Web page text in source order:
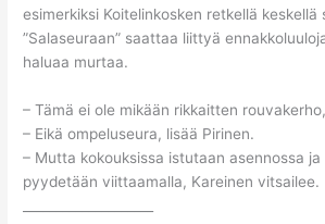
esimerkiksi Koitelinkosken retkellä keskellä
”Salaseuraan” saattaa liittyä
haluaa murtaa.
– Tämä ei ole mikään rikkaitten
– Eikä ompeluseura, lisää Pirinen.
– Mutta kokouksissa istutaan asennossa
pyydetään viittaamalla, Kareinen vitsailee.